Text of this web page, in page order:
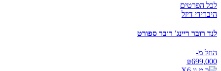
לכל הפרטים
היברידי דיזל
לנד רובר ריינג' רובר ספורט
החל מ-
₪699,000